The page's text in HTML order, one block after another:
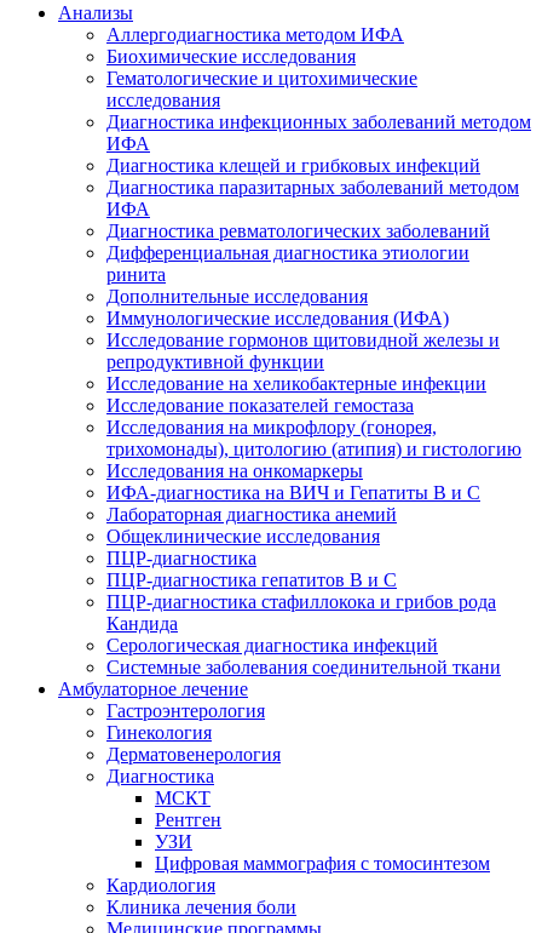
Анализы
Аллергодиагностика методом ИФА
Биохимические исследования
Гематологические и цитохимические
исследования
Диагностика инфекционных заболеваний методом
ИФА
Диагностика клещей и грибковых инфекций
Диагностика паразитарных заболеваний методом
ИФА
Диагностика ревматологических заболеваний
Дифференциальная диагностика этиологии
ринита
Дополнительные исследования
Иммунологические исследования (ИФА)
Исследование гормонов щитовидной железы и
репродуктивной функции
Исследование на хеликобактерные инфекции
Исследование показателей гемостаза
Исследования на микрофлору (гонорея,
трихомонады), цитологию (атипия) и гистологию
Исследования на онкомаркеры
ИФА-диагностика на ВИЧ и Гепатиты B и C
Лабораторная диагностика анемий
Общеклинические исследования
ПЦР-диагностика
ПЦР-диагностика гепатитов B и C
ПЦР-диагностика стафиллокока и грибов рода
Кандида
Серологическая диагностика инфекций
Системные заболевания соединительной ткани
Амбулаторное лечение
Гастроэнтерология
Гинекология
Дерматовенерология
Диагностика
МСКТ
Рентген
УЗИ
Цифровая маммография с томосинтезом
Кардиология
Клиника лечения боли
Медицинские программы